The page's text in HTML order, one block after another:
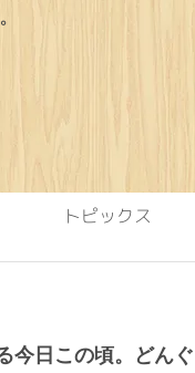
トピックス
今日この頃。どん